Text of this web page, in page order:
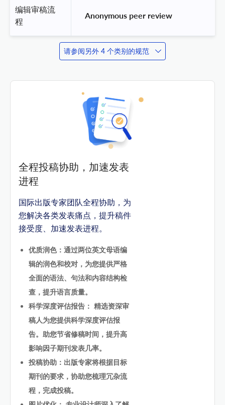
编辑审稿流
程
Anonymous peer review
请参阅另外 4 个类别的规范
全程投稿协助，加速发表
进程
国际出版专家团队全程协助，为
您解决各类发表痛点，提升稿件
接受度、加速发表进程。
优质润色：通过两位英文母语编
辑的润色和校对，为您提供严格
全面的语法、句法和内容结构检
查，提升语言质量。
科学深度评估报告： 精选资深审
稿人为您提供科学深度评估报
告。助您节省修稿时间，提升高
影响因子期刊发表几率。
投稿协助：出版专家将根据目标
期刊的要求，协助您梳理冗杂流
程，完成投稿。